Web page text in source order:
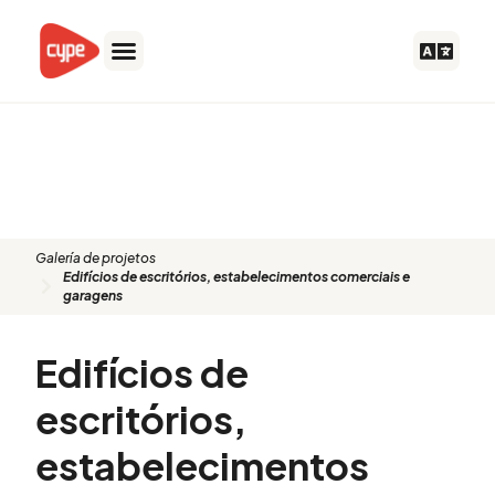
content
Galería de projetos
Edifícios de escritórios, estabelecimentos comerciais e
garagens
Edifícios de
escritórios,
estabelecimentos